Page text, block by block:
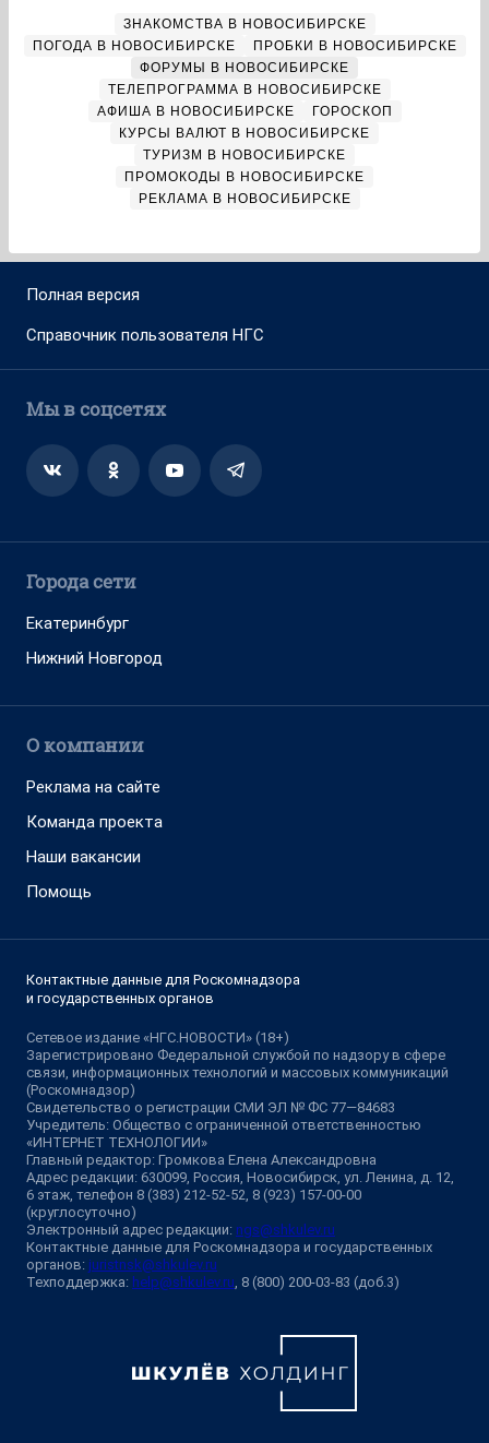
ЗНАКОМСТВА В НОВОСИБИРСКЕ
ПОГОДА В НОВОСИБИРСКЕ
ПРОБКИ В НОВОСИБИРСКЕ
ФОРУМЫ В НОВОСИБИРСКЕ
ТЕЛЕПРОГРАММА В НОВОСИБИРСКЕ
АФИША В НОВОСИБИРСКЕ
ГОРОСКОП
КУРСЫ ВАЛЮТ В НОВОСИБИРСКЕ
ТУРИЗМ В НОВОСИБИРСКЕ
ПРОМОКОДЫ В НОВОСИБИРСКЕ
РЕКЛАМА В НОВОСИБИРСКЕ
Полная версия
Справочник пользователя НГС
Мы в соцсетях
Города сети
Екатеринбург
Нижний Новгород
О компании
Реклама на сайте
Команда проекта
Наши вакансии
Помощь
Контактные данные для Роскомнадзора
и государственных органов
Сетевое издание «НГС.НОВОСТИ» (18+)
Зарегистрировано Федеральной службой по надзору в сфере
связи, информационных технологий и массовых коммуникаций
(Роскомнадзор)
Свидетельство о регистрации СМИ ЭЛ № ФС 77—84683
Учредитель: Общество с ограниченной ответственностью
«ИНТЕРНЕТ ТЕХНОЛОГИИ»
Главный редактор: Громкова Елена Александровна
Адрес редакции: 630099, Россия, Новосибирск, ул. Ленина, д. 12,
6 этаж, телефон 8 (383) 212-52-52, 8 (923) 157-00-00
(круглосуточно)
Электронный адрес редакции: ngs@shkulev.ru
Контактные данные для Роскомнадзора и государственных
органов: juristnsk@shkulev.ru
Техподдержка: help@shkulev.ru, 8 (800) 200-03-83 (доб.3)